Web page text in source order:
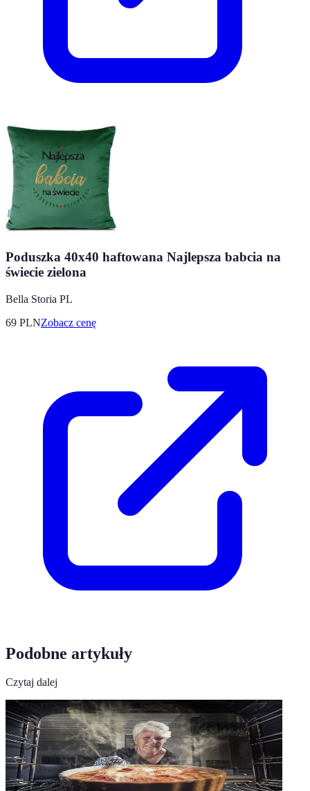
Poduszka 40x40 haftowana Najlepsza babcia na
świecie zielona
Bella Storia PL
69 PLNZobacz cenę
Podobne artykuły
Czytaj dalej